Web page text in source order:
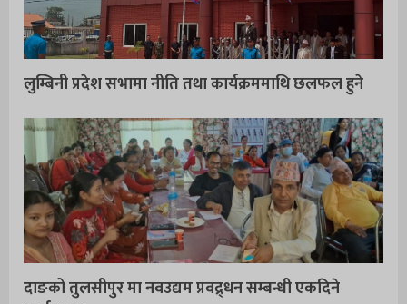
लुम्बिनी प्रदेश सभामा नीति तथा कार्यक्रममाथि छलफल हुने
दाङको तुलसीपुर मा नवउद्यम प्रवद्र्धन सम्बन्धी एकदिने